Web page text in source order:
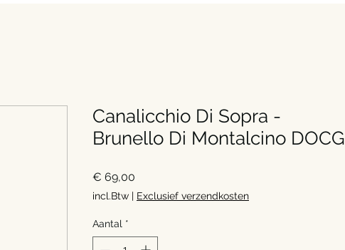
Canalicchio Di Sopra -
Brunello Di Montalcino DOCG
€ 69,00
incl.Btw | Exclusief verzendkosten
Aantal *